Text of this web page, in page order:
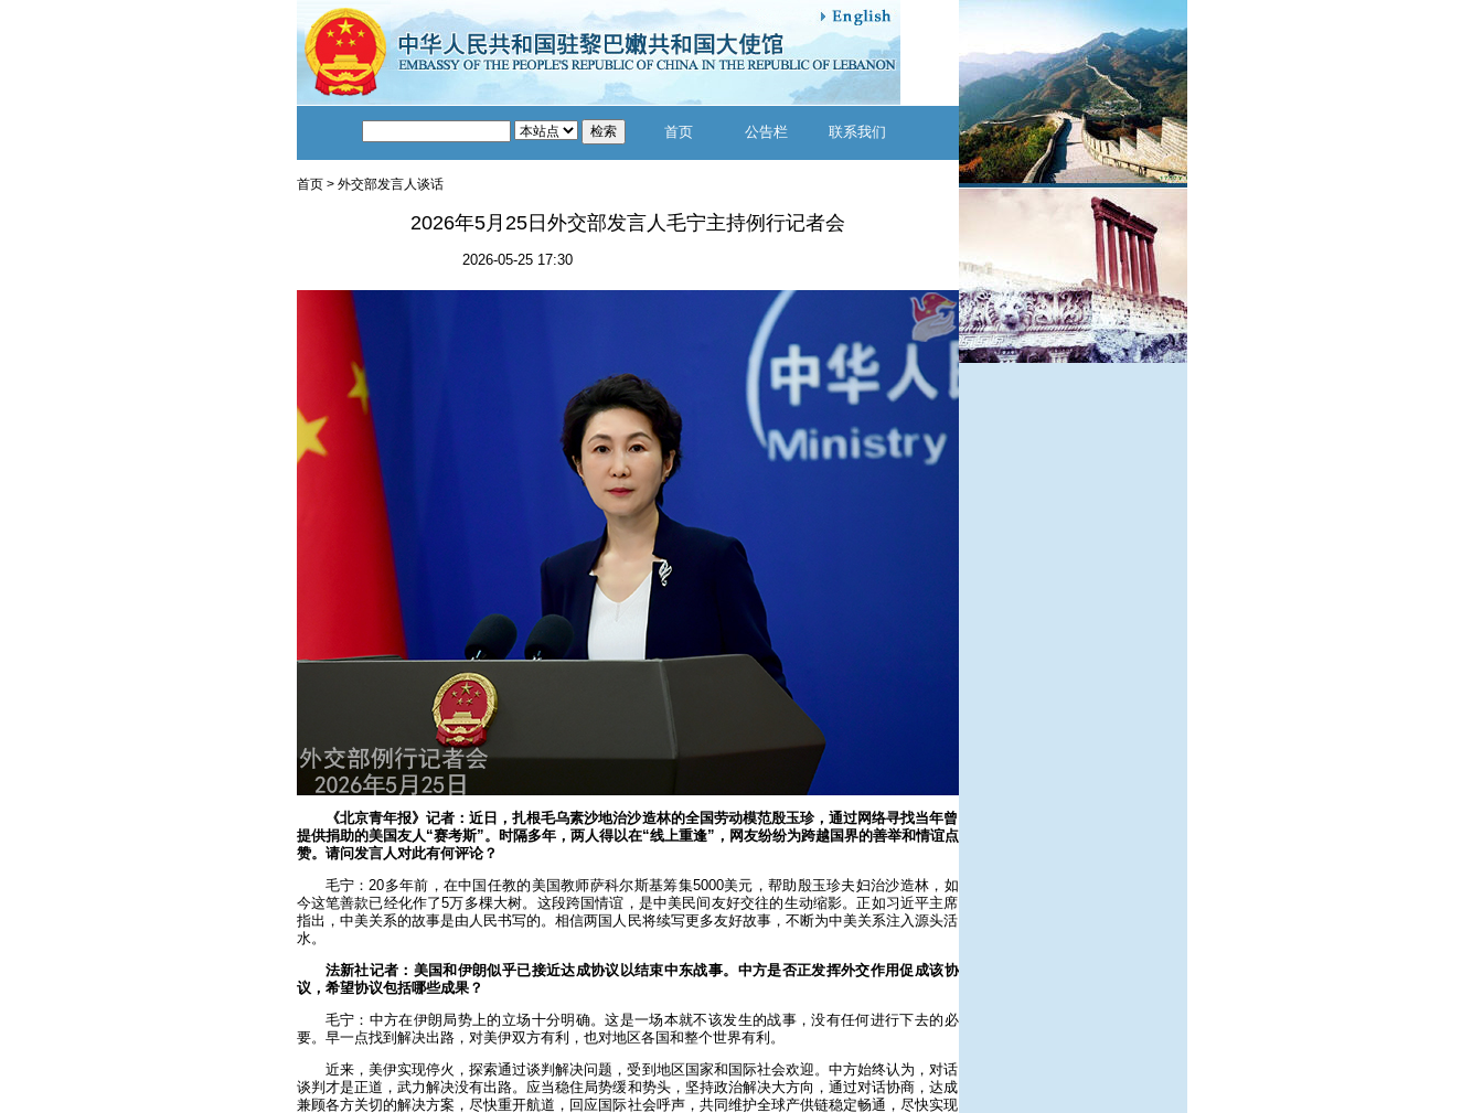
首页 公告栏 联系我们
首页> 外交部发言人谈话
2026年5月25日外交部发言人毛宁主持例行记者会
2026-05-25 17:30
《北京青年报》记者：近日，扎根毛乌素沙地治沙造林的全国劳动模范殷玉珍，通过网络寻找当年曾
提供捐助的美国友人“赛考斯”。时隔多年，两人得以在“线上重逢”，网友纷纷为跨越国界的善举和情谊点
赞。请问发言人对此有何评论？
毛宁：20多年前，在中国任教的美国教师萨科尔斯基筹集5000美元，帮助殷玉珍夫妇治沙造林，如
今这笔善款已经化作了5万多棵大树。这段跨国情谊，是中美民间友好交往的生动缩影。正如习近平主席
指出，中美关系的故事是由人民书写的。相信两国人民将续写更多友好故事，不断为中美关系注入源头活
水。
法新社记者：美国和伊朗似乎已接近达成协议以结束中东战事。中方是否正发挥外交作用促成该协
议，希望协议包括哪些成果？
毛宁：中方在伊朗局势上的立场十分明确。这是一场本就不该发生的战事，没有任何进行下去的必
要。早一点找到解决出路，对美伊双方有利，也对地区各国和整个世界有利。
近来，美伊实现停火，探索通过谈判解决问题，受到地区国家和国际社会欢迎。中方始终认为，对话
谈判才是正道，武力解决没有出路。应当稳住局势缓和势头，坚持政治解决大方向，通过对话协商，达成
兼顾各方关切的解决方案，尽快重开航道，回应国际社会呼声，共同维护全球产供链稳定畅通，尽快实现